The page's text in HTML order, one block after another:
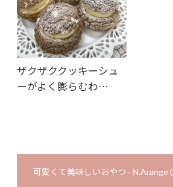
ザクザククッキーシュ
ーがよく膨らむわ…
可愛くて美味しいおやつ - N.Arange (